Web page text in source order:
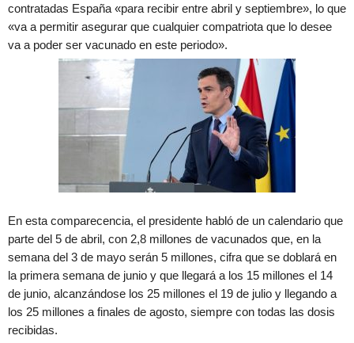
contratadas España «para recibir entre abril y septiembre», lo que
«va a permitir asegurar que cualquier compatriota que lo desee
va a poder ser vacunado en este periodo».
En esta comparecencia, el presidente habló de un calendario que
parte del 5 de abril, con 2,8 millones de vacunados que, en la
semana del 3 de mayo serán 5 millones, cifra que se doblará en
la primera semana de junio y que llegará a los 15 millones el 14
de junio, alcanzándose los 25 millones el 19 de julio y llegando a
los 25 millones a finales de agosto, siempre con todas las dosis
recibidas.